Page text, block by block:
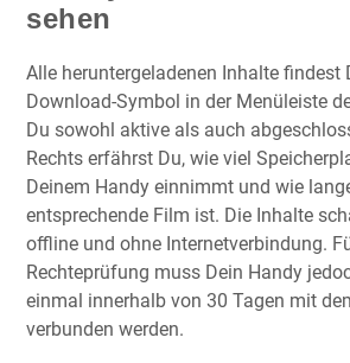
sehen
Alle heruntergeladenen Inhalte findest
Download-Symbol in der Menüleiste
Du sowohl aktive als auch
Rechts erfährst Du, wie viel
Deinem Handy einnimmt und wie
entsprechende Film ist. Die Inhalte
offline und ohne Internetverbindung.
Rechteprüfung muss Dein Handy
einmal innerhalb von 30 Tagen mit
verbunden werden.